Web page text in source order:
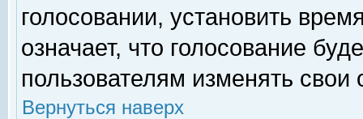
голосовании, установить
означает, что голосование
пользователям изменять свои
Вернуться наверх